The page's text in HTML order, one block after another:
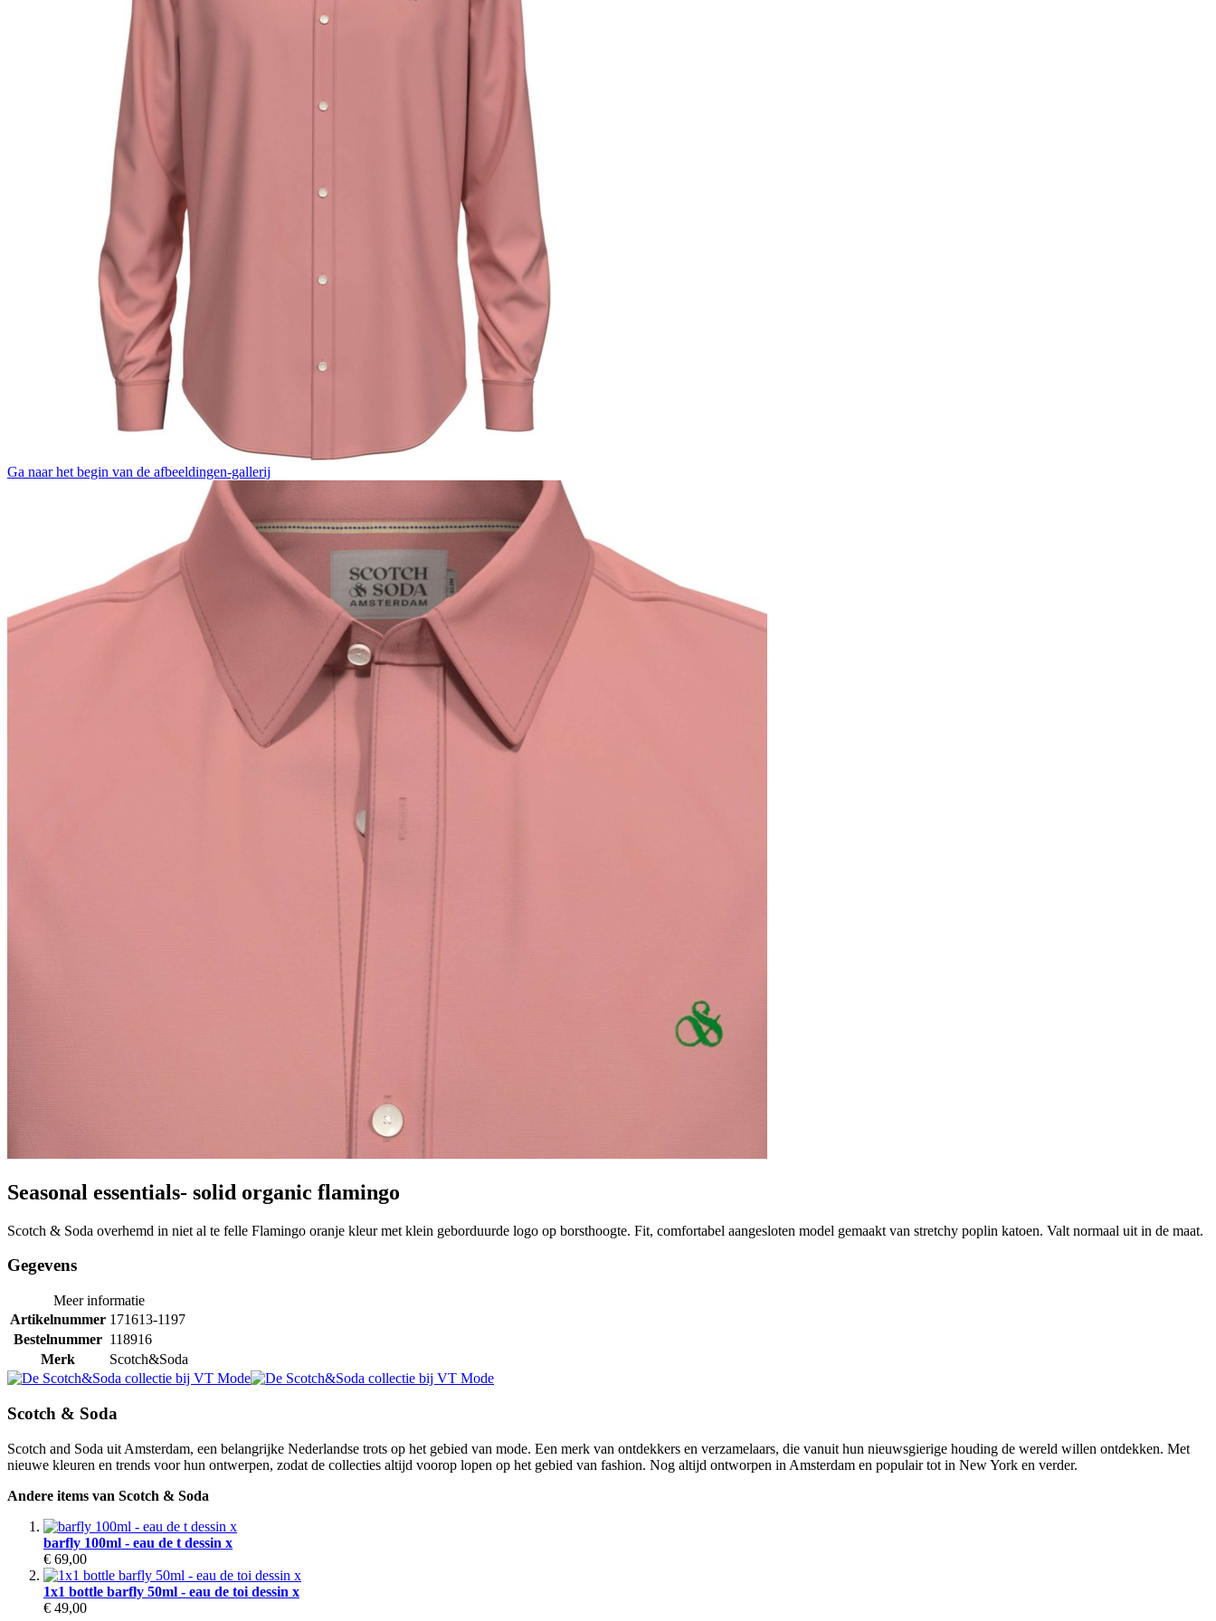
Ga naar het begin van de afbeeldingen-gallerij
Seasonal essentials- solid organic flamingo
Scotch & Soda overhemd in niet al te felle Flamingo oranje kleur met klein geborduurde logo op borsthoogte. Fit, comfortabel aangesloten model gemaakt van stretchy poplin katoen. Valt normaal uit in de maat.
Gegevens
Meer informatie
Artikelnummer 171613-1197
Bestelnummer 118916
Merk
Scotch&Soda
Scotch & Soda
Scotch and Soda uit Amsterdam, een belangrijke Nederlandse trots op het gebied van mode. Een merk van ontdekkers en verzamelaars, die vanuit hun nieuwsgierige houding de wereld willen ontdekken. Met
nieuwe kleuren en trends voor hun ontwerpen, zodat de collecties altijd voorop lopen op het gebied van fashion. Nog altijd ontworpen in Amsterdam en populair tot in New York en verder.
Andere items van Scotch & Soda
barfly 100ml - eau de t dessin x
€ 69,00
1x1 bottle barfly 50ml - eau de toi dessin x
€ 49,00